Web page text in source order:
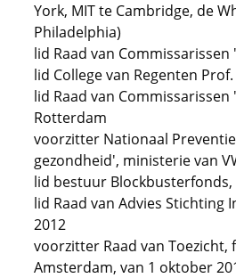
York, MIT te Cambridge, de
Philadelphia)
lid Raad van
lid College van Regenten
lid Raad van Commissarissen
Rotterdam
voorzitter Nationaal
gezondheid', ministerie van
lid bestuur Blockbusterfonds,
lid Raad van Advies Stichting
2012
voorzitter Raad van Toezicht,
Amsterdam, van 1 oktober